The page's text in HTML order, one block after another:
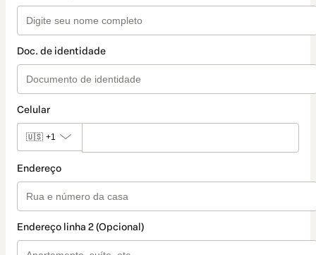
Doc. de identidade
Celular
🇺🇸 +1
Endereço
Endereço linha 2 (Opcional)